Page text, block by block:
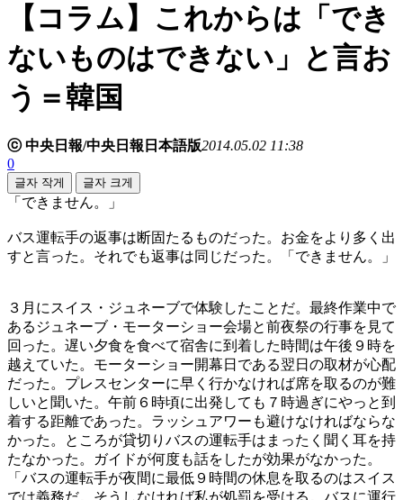
【コラム】これからは「でき
ないものはできない」と言お
う＝韓国
ⓒ 中央日報/中央日報日本語版2014.05.02 11:38
0
글자 작게 글자 크게
「できません。」
バス運転手の返事は断固たるものだった。お金をより多く出
すと言った。それでも返事は同じだった。「できません。」
３月にスイス・ジュネーブで体験したことだ。最終作業中で
あるジュネーブ・モーターショー会場と前夜祭の行事を見て
回った。遅い夕食を食べて宿舎に到着した時間は午後９時を
越えていた。モーターショー開幕日である翌日の取材が心配
だった。プレスセンターに早く行かなければ席を取るのが難
しいと聞いた。午前６時頃に出発しても７時過ぎにやっと到
着する距離であった。ラッシュアワーも避けなければならな
かった。ところが貸切りバスの運転手はまったく聞く耳を持
たなかった。ガイドが何度も話をしたが効果がなかった。
「バスの運転手が夜間に最低９時間の休息を取るのはスイス